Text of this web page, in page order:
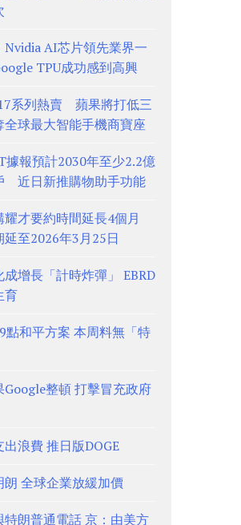
Nvidia AI芯片領先業界一
TPU成功感到高興
系列熱賣 蘋果將打低三
全球最大智能手機商寶座
據報預計2030年至少2.2億
近日新推購物助手功能
耀才要約時間延長4個月
延至2026年3月25日
成增長「計時炸彈」 EBRD
育
點和平方案 本周料無「特
Google整頓 打擊冒充政府
浪費 推日版DOGE
朗 全球企業放緩加價
特朗普通電話 京：由美方